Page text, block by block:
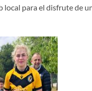
local para el disfrute de